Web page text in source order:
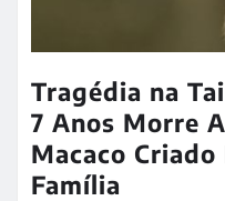
Tragédia na
7 Anos Morre
Macaco
Família